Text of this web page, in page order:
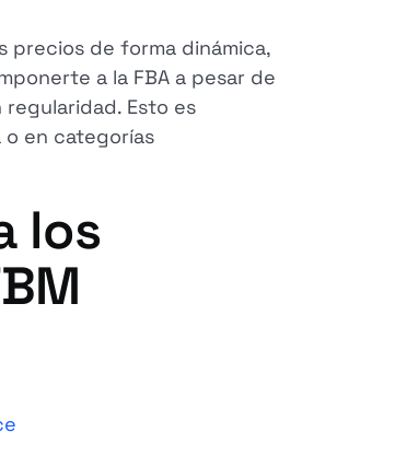
precios de forma dinámica,
a la FBA a pesar de
Esto es
en categorías
los